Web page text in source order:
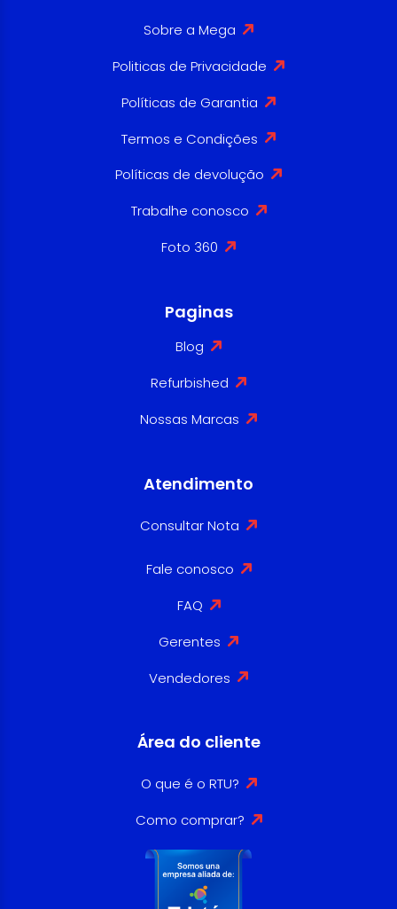
Sobre a Mega
Politicas de Privacidade
Políticas de Garantia
Termos e Condições
Políticas de devolução
Trabalhe conosco
Foto 360
Paginas
Blog
Refurbished
Nossas Marcas
Atendimento
Consultar Nota
Fale conosco
FAQ
Gerentes
Vendedores
Área do cliente
O que é o RTU?
Como comprar?